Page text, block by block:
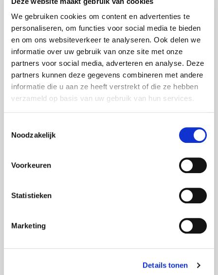
We gebruiken cookies om content en advertenties te
personaliseren, om functies voor social media te bieden
en om ons websiteverkeer te analyseren. Ook delen we
informatie over uw gebruik van onze site met onze
partners voor social media, adverteren en analyse. Deze
partners kunnen deze gegevens combineren met andere
informatie die u aan ze heeft verstrekt of die ze hebben
verzameld op basis van uw gebruik van hun services.
Noodzakelijk
Voorkeuren
Statistieken
Marketing
Details tonen
Lifesize Videoconferencing
LG Displays
LG Videowände
Martin Harman Licht
Meyer Sound Lautsprecher
MS Surface Hub 2S
Optoma Projektoren
Panasonic Kameras
Polycom Videokonferenz